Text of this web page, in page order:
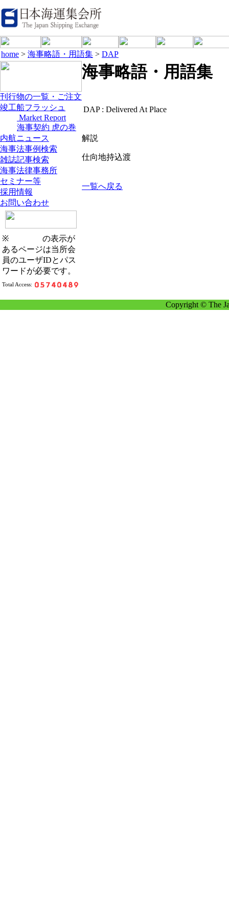
home > 海事略語・用語集 > DAP
刊行物の一覧・ご注文
竣工船フラッシュ
Market Report
海事契約 虎の巻
内航ニュース
海事法事例検索
雑誌記事検索
海事法律事務所
セミナー等
採用情報
お問い合わせ
※
の表示が
あるページは当所会
員のユーザIDとパス
ワードが必要です。
Total Access:
海事略語・用語集
DAP : Delivered At Place
解説
仕向地持込渡
一覧へ戻る
Copyright © The